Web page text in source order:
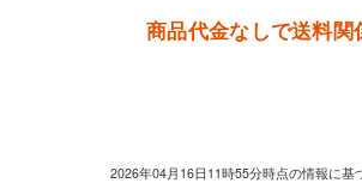
商品代金なしで送料関
2026年04月16日11時55分時点の情報に